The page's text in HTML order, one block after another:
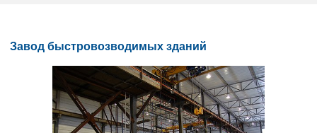
Завод быстровозводимых зданий